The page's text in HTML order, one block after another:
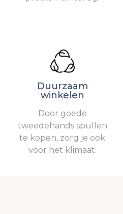
Duurzaam
winkelen
Door goede
tweedehands spullen
te kopen, zorg je ook
voor het klimaat.